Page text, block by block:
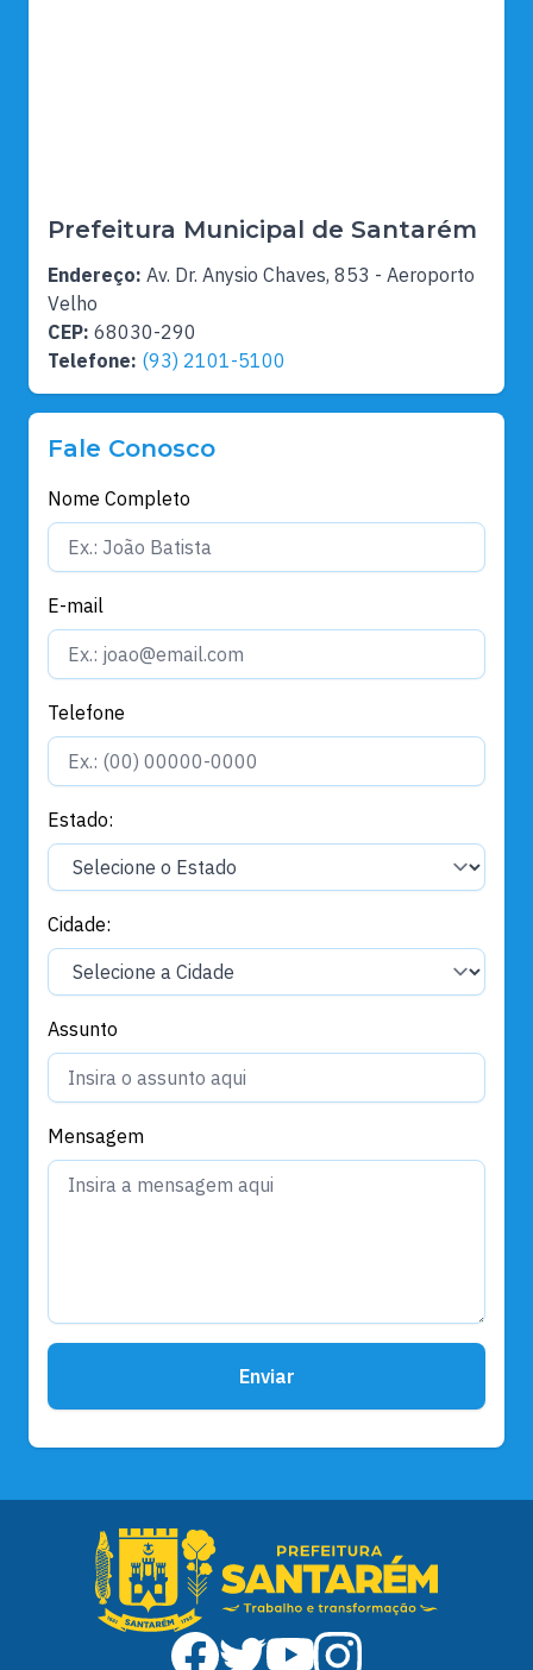
Prefeitura Municipal de Santarém
Endereço: Av. Dr. Anysio Chaves, 853 - Aeroporto
Velho
CEP: 68030-290
Telefone: (93) 2101-5100
Fale Conosco
Nome Completo
E-mail
Telefone
Estado:
Cidade:
Assunto
Mensagem
Enviar